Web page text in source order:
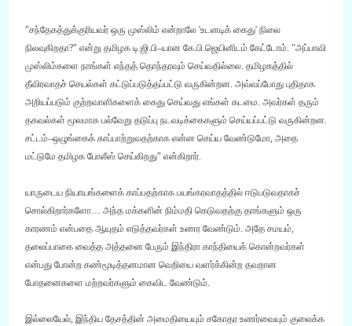
"சந்தேகத்துக்குரியவர் ஒரு முஸ்லிம் என்றாலே 'உடனடிக் கைது' நிலை
நிலவுகிறதா?" என்று தமிழக டி.ஜி.பி–யான கே.பி.ஜெயினிடம் கேட்டோம். "அப்பாவி
முஸ்லிம்களை நாங்கள் எந்தத் தொந்தரவும் செய்வதில்லை. தமிழகத்தில்
தீவிரவாதச் செயல்கள் கட்டுப்படுத்தப்பட்டு வருகின்றன. அவ்வப்போது புதிதாக
அறியப்படும் குற்றவாளிகளைக் கைது செய்வது எங்கள் கடமை. அவர்கள் தரும்
தகவல்கள் மூலமாக பல்வேறு தடுப்பு நடவடிக்கைகளும் செய்யப்பட்டு வருகின்றன.
சட்டம்–ஒழுங்கைக் காப்பாற்றுவதற்காக என்ன செய்ய வேண்டுமோ, அதை
மட்டுமே தமிழக போலீஸ் செய்கிறது" என்கிறார்.
யாருடைய நியாயங்களைக் காப்பதற்காக பயங்கரவாதத்தில் ஈடுபடுவதாகச்
சொல்கிறார்களோ… அந்த மக்களின் நிம்மதி கெடுவதற்கு தாங்களும் ஒரு
காரணம் என்பதை ஆயுதம் எடுத்தவர்கள் உணர வேண்டும். அதே சமயம்,
தலைப்பாகை வைத்த அத்தனை பேரும் இந்திரா காந்தியைக் கொன்றவர்கள்
என்பது போன்ற கண்மூடித்தனமான வெறியை வளர்க்கின்ற தவறான
போதனைகளை மற்றவர்களும் கைவிட வேண்டும்.
இல்லையேல், இந்திய தேசத்தின் அமைதியையும் சகோதர உணர்வையும் குலைக்க